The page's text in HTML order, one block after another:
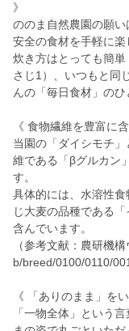
》
ののま自然農園の願い
安全の食材を手軽に楽
炊き方はとっても簡
さじ1）、いつもと同
んの「毎日食材」の
《 食物繊維を豊富に
当園の「ダイシモチ
維である「βグルカン
す。
具体的には、水溶性
じ大麦の品種である
含んでいます。
（参考文献：農研機
b/breed/0100/0110/
《 「ありのまま」を
「一物全体」という